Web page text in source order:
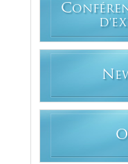
C
N
O